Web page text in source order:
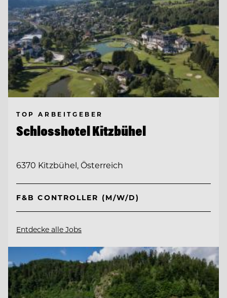
TOP ARBEITGEBER
Schlosshotel Kitzbühel
6370 Kitzbühel, Österreich
F&B CONTROLLER (M/W/D)
Entdecke alle Jobs